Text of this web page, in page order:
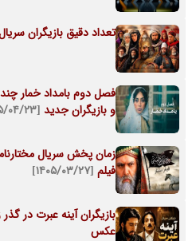
تعداد دقیق بازیگران
فصل دوم بامداد خمار
و بازیگران جدید [۱۴۰۵/۰۴/۲۳]
فیلم [۱۴۰۵/۰۳/۲۷]
بازیگران آینه عبرت در
عکس